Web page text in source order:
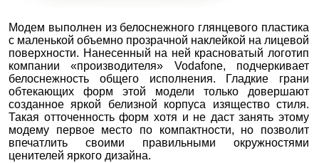
Модем выполнен из белоснежного глянцевого пластика
с маленькой объемно прозрачной наклейкой на лицевой
поверхности. Нанесенный на ней красноватый логотип
компании «производителя» Vodafone, подчеркивает
белоснежность общего исполнения. Гладкие грани
обтекающих форм этой модели только довершают
созданное яркой белизной корпуса изящество стиля.
Такая отточенность форм хотя и не даст занять этому
модему первое место по компактности, но позволит
впечатлить своими правильными окружностями
ценителей яркого дизайна.